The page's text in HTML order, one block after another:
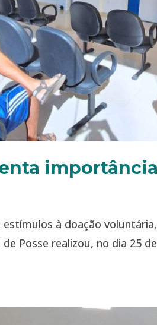
à doação
Posse realizou, no dia 25